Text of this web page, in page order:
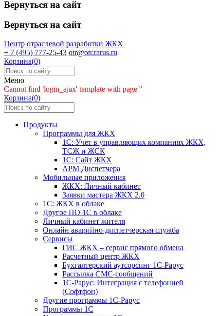
Вернуться на сайт
Вернуться на сайт
Центр отраслевой разработки ЖКХ
+ 7 (495) 777-25-43 otr@otr.rarus.ru
Корзина(0)
Меню
Cannot find 'login_ajax' template with page ''
Корзина(0)
Продукты
Программы для ЖКХ
1С: Учет в управляющих компаниях ЖКХ,
ТСЖ и ЖСК
1С: Сайт ЖКХ
АРМ Диспетчера
Мобильные приложения
ЖКХ: Личный кабинет
Заявки мастера ЖКХ 2.0
1С: ЖКХ в облаке
Другое ПО 1С в облаке
Личный кабинет жителя
Онлайн аварийно-диспетчерская служба
Сервисы
ГИС ЖКХ – сервис прямого обмена
Расчетный центр ЖКХ
Бухгалтерский аутсорсинг 1С-Рарус
Рассылка СМС-сообщений
1С-Рарус: Интеграция с телефонией
(Софтфон)
Другие программы 1С-Рарус
Программы 1С